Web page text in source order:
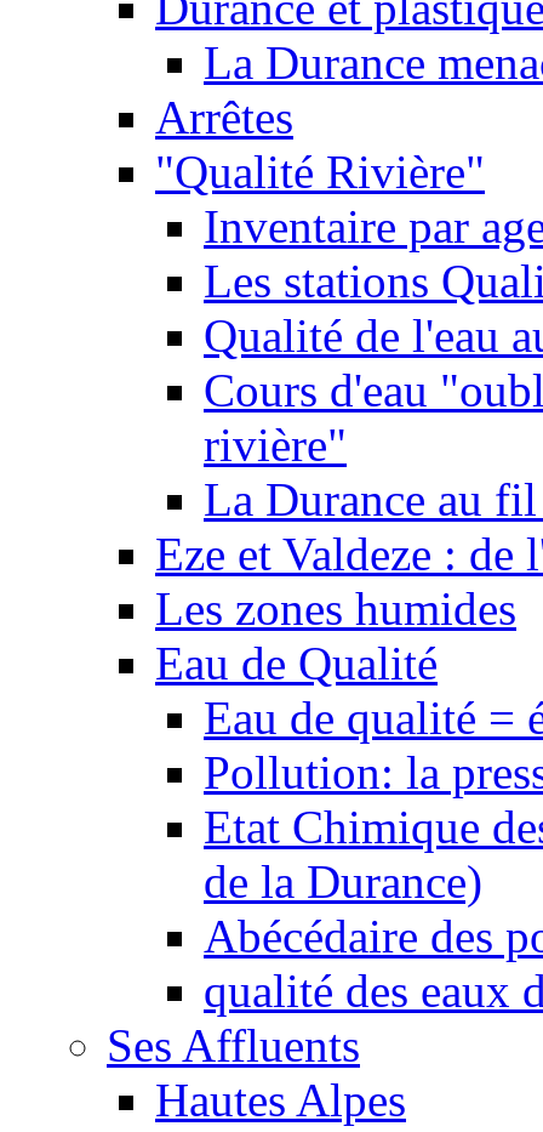
La Durance
Arrêtes
"Qualité Rivière"
Inventaire par
Les stations
Qualité de l'eau
Cours d'eau
rivière"
La Durance au
Eze et Valdeze : de
Les zones humides
Eau de Qualité
Eau de qualité =
Pollution: la
Etat Chimique
de la Durance)
Abécédaire des
qualité des eaux
Ses Affluents
Hautes Alpes